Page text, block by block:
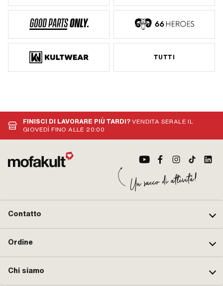
TUTTI
FINISCI DI LAVORARE PIÙ TARDI?VENDITA SERALE IL
GIOVEDÌ FINO ALLE 20:00
Contatto
Ordine
Chi siamo